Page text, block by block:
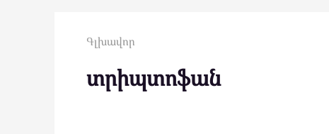
Գլխավոր
տրիպտոֆան